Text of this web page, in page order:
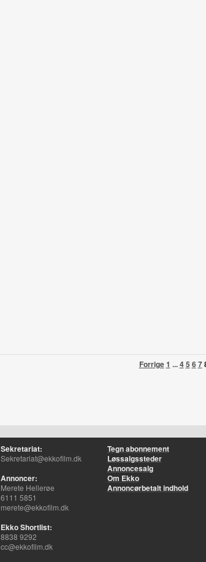
Forrige1 ...45 67
Sekretariat:
Sekretariat@ekkofilm.dk
Annoncer:
Merete Hellerøe
6111 5851
merete@ekkofilm.dk
Ekko Shortlist:
8838 9292
cc@ekkofilm.dk
Tegn abonnement
Løssalgssteder
Annoncesalg
Om Ekko
Annoncørbetalt indhold